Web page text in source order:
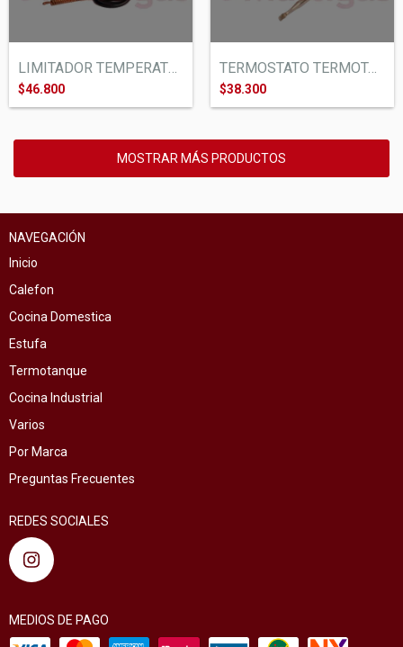
LIMITADOR TEMPERATURA TERMOTANQUE ELECTR...
$46.800
TERMOSTATO TERMOTANQUE ELECTRICO LONGVIE
$38.300
MOSTRAR MÁS PRODUCTOS
NAVEGACIÓN
Inicio
Calefon
Cocina Domestica
Estufa
Termotanque
Cocina Industrial
Varios
Por Marca
Preguntas Frecuentes
REDES SOCIALES
MEDIOS DE PAGO